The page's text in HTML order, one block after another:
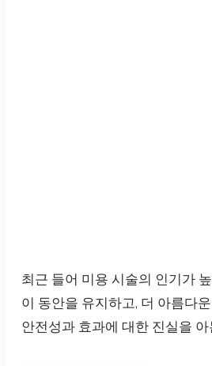
최근 들어 미용 시술의 인기가
이 동안을 유지하고, 더 아름다운
안전성과 효과에 대한 진실을